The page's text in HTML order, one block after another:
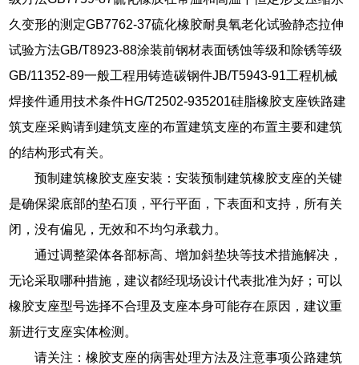
久变形的测定GB7762-37硫化橡胶耐臭氧老化试验静态拉伸
试验方法GB/T8923-88涂装前钢材表面锈蚀等级和除锈等级
GB/11352-89一般工程用铸造碳钢件JB/T5943-91工程机械
焊接件通用技术条件HG/T2502-935201硅脂橡胶支座铁路建
筑支座采购请到建筑支座的布置建筑支座的布置主要和建筑
的结构形式有关。
预制建筑橡胶支座安装：安装预制建筑橡胶支座的关键
是确保梁底部的垫石顶，平行平面，下表面和支持，所有关
闭，没有偏见，无效和不均匀承载力。
通过调整梁体各部标高、增加斜垫块等技术措施解决，
无论采取哪种措施，建议都经现场设计代表批准为好；可以
橡胶支座型号选择不合理及支座本身可能存在原因，建议重
新进行支座实体检测。
请关注：橡胶支座的病害处理方法及注意事项公路建筑